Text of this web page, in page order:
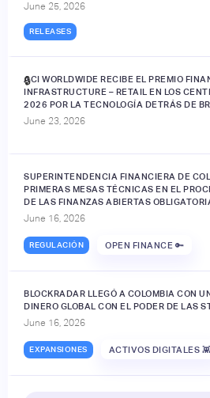
June 25, 2026
RELEASES
ACI WORLDWIDE RECIBE EL PREMIO
INFRASTRUCTURE – RETAIL EN LOS
2026 POR LA TECNOLOGÍA DETRÁS DE
June 23, 2026
🔒
SUPERINTENDENCIA FINANCIERA DE
PRIMERAS MESAS TÉCNICAS EN EL
DE LAS FINANZAS ABIERTAS
June 16, 2026
REGULACIÓN OPEN FINANCE 🔑
BLOCKRADAR LLEGÓ A COLOMBIA CON
DINERO GLOBAL CON EL PODER DE LAS
June 16, 2026
EXPANSIONES ACTIVOS DIGITALES 👾